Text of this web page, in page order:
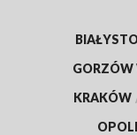
GORZÓW
KRAKÓW